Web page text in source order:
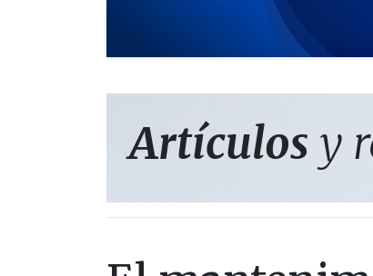
Artículos y